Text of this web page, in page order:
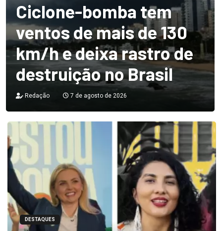
Ciclone-bomba tem
ventos de mais de 130
km/h e deixa rastro de
destruição no Brasil
Redação 7 de agosto de 2026
DESTAQUES